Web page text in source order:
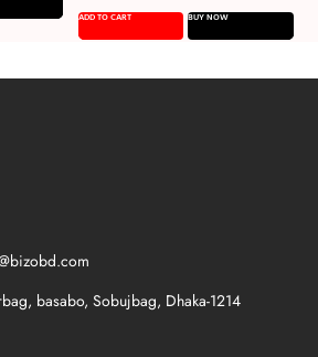
ADD TO CART BUY NOW
basabo, Sobujbag, Dhaka-1214